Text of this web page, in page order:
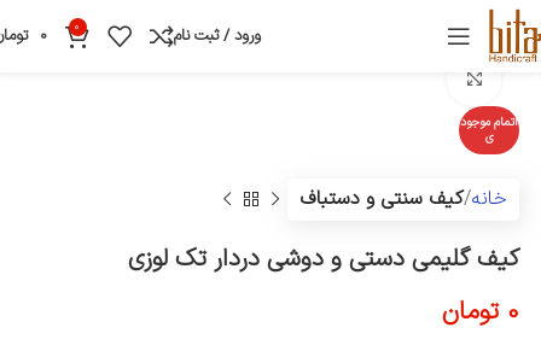
ورود / ثبت نام 0
0
اتمام موجود
ی
خانه کیف سنتی و دستباف
کیف گلیمی دستی و دوشی دردار تک لوزی
0 تومان